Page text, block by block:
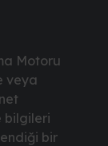
Motoru
veya
bilgileri
bir